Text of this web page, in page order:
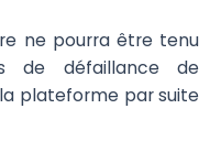
ne pourra être tenu
de défaillance de
plateforme par suite